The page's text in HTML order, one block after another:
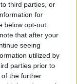
third parties, or
for
below opt-out
that after your
seeing
utilized by
parties prior to
the further
σιγά-
κρύβονται